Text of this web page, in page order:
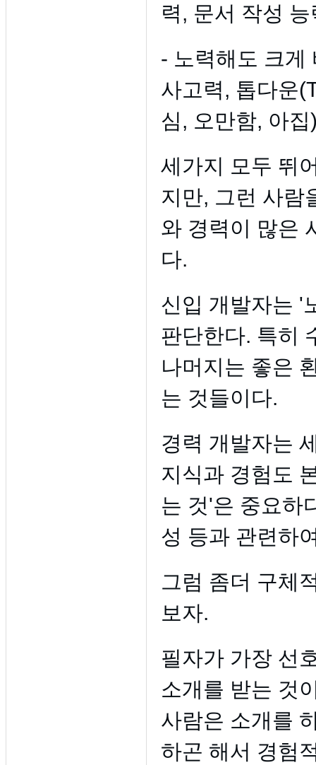
력, 문서 작성
- 노력해도 크게
사고력, 톱다운
심, 오만함, 아집
세가지 모두 뛰
지만, 그런 사람
와 경력이 많은
다.
신입 개발자는 '
판단한다. 특히
나머지는 좋은
는 것들이다.
경력 개발자는
지식과 경험도
는 것'은 중요하
성 등과 관련하
그럼 좀더 구체
보자.
필자가 가장 선
소개를 받는 것
사람은 소개를
하곤 해서 경험